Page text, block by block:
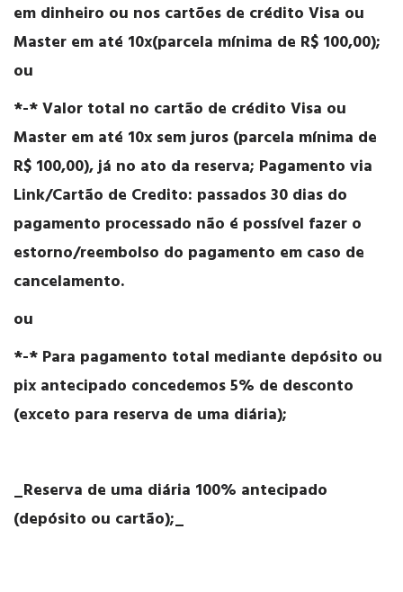
em dinheiro ou nos cartões de crédito Visa ou
Master em até 10x(parcela mínima de R$ 100,00);
ou
*-* Valor total no cartão de crédito Visa ou
Master em até 10x sem juros (parcela mínima de
R$ 100,00), já no ato da reserva; Pagamento via
Link/Cartão de Credito: passados 30 dias do
pagamento processado não é possível fazer o
estorno/reembolso do pagamento em caso de
cancelamento.
ou
*-* Para pagamento total mediante depósito ou
pix antecipado concedemos 5% de desconto
(exceto para reserva de uma diária);
_Reserva de uma diária 100% antecipado
(depósito ou cartão);_